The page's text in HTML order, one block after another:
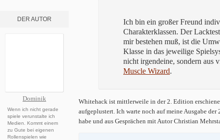
DER AUTOR
Dominik
Wenn ich nicht gerade
spiele verunstalte ich
Medien. Kommt einem
zu Gute bei eigenen
Rollenspielen wie
Ich bin ein großer Freund
Charakterklassen. Der
mir bestehen muß, ist die
Klasse in das jeweilige
nicht irgendeine, sondern aus
Muscle Wizard.
Whitehack ist mittlerweile in der 2. Edition
aufgeplustert. Ich warte noch auf meine Ausgabe
habe und aus Gesprächen mit Autor Christian